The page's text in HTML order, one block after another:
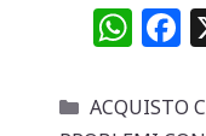
W
at
F
c
Categorie
ACQUISTO